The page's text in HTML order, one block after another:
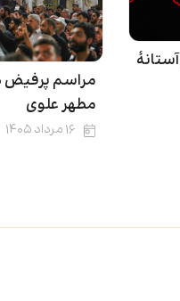
مراسم پرفیض
مطهر علوی
۱۶ مرداد ۱۴۰۵